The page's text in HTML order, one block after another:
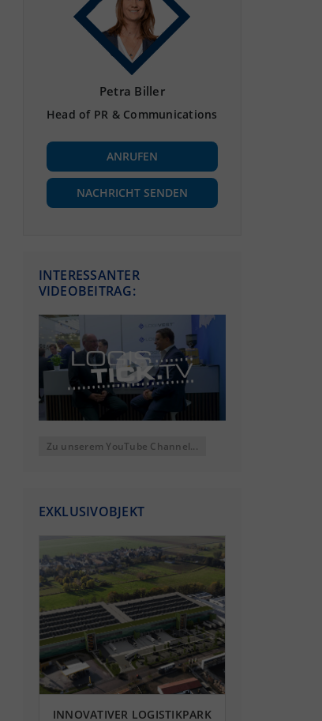
Petra Biller
Head of PR & Communications
ANRUFEN
NACHRICHT SENDEN
INTERESSANTER
VIDEOBEITRAG:
Zu unserem YouTube Channel...
EXKLUSIVOBJEKT
INNOVATIVER LOGISTIKPARK